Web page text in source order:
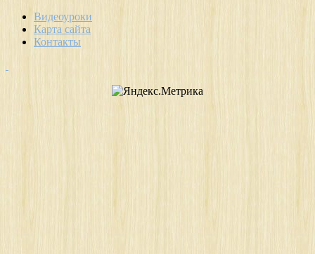
Видеоуроки
Карта сайта
Контакты